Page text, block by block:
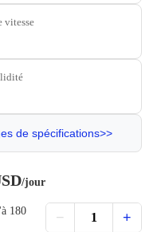
vitesse
de spécifications>>
/jour
180
− 1 +